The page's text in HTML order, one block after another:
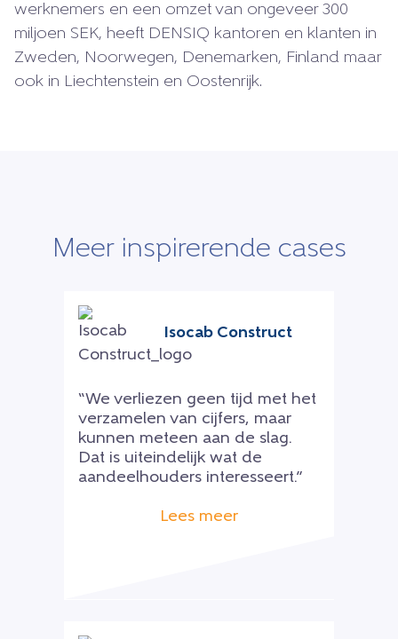
werknemers en een omzet van ongeveer 300
miljoen SEK, heeft DENSIQ kantoren en klanten in
Zweden, Noorwegen, Denemarken, Finland maar
ook in Liechtenstein en Oostenrijk.
Meer inspirerende cases
Isocab Construct
“We verliezen geen tijd met het
verzamelen van cijfers, maar
kunnen meteen aan de slag.
Dat is uiteindelijk wat de
aandeelhouders interesseert.”
Lees meer